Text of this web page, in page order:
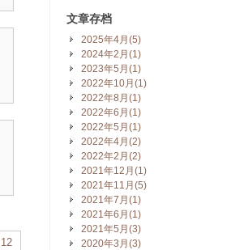
12
文章存档
2025年4月(5)
2024年2月(1)
2023年5月(1)
2022年10月(1)
2022年8月(1)
2022年6月(1)
2022年5月(1)
2022年4月(2)
2022年2月(2)
2021年12月(1)
2021年11月(5)
2021年7月(1)
2021年6月(1)
2021年5月(3)
2020年3月(3)